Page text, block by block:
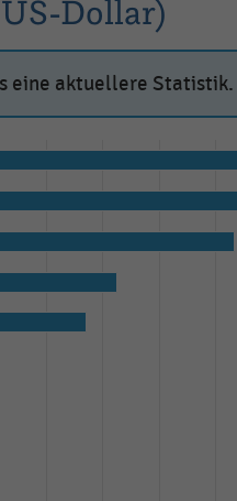
Dollar)
eine aktuellere Statistik.